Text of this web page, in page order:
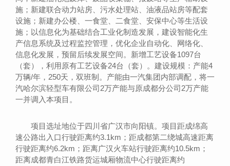
施；新建联合动力站房、污水处理站、油液品站房等配套
设施；新建办公楼、一食堂、二食堂、安保中心等生活设
施；以信息化为基础结合工业化制造发展，建设智能化生
产信息系统及过程监控管理，优化企业自动化、网络化、
信息化发展，预留后续发展空间。新增工艺设备1097台
（套），利用原有工艺设备24台（套）。建设规模：产能4
万辆/年，250天，双班制。产能由一汽集团内部调配，将一
汽哈尔滨轻型车有限公司2万产能与原成都分公司2万产能
一并调入本项目。
项目选址地位于四川省广汉市向阳镇。项目距成绵高
速公路出入口行驶距离约3.1km；距成都第二绕城高速距离
行驶距离约6.2km；距离广汉火车站行驶距离约10.5km；
距离成都青白江铁路货运城厢物流中心行驶距离约